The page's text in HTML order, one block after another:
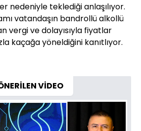
nedeniyle teklediği anlaşılıyor.
vatandaşın bandrollü alkollü
vergi ve dolayısıyla fiyatlar
kaçağa yöneldiğini kanıtlıyor.
VİDEO